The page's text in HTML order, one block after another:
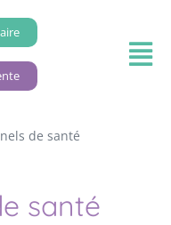
de santé
santé